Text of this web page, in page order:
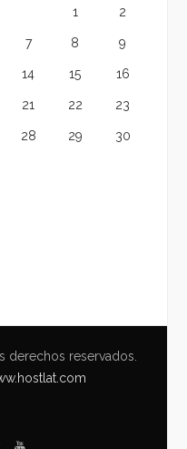
1 2
7 8 9
14 15 16
21 22 23
28 29 30
derechos reservados.
T Y